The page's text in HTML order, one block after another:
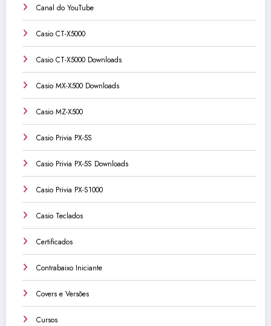
Canal do YouTube
Casio CT-X5000
Casio CT-X5000 Downloads
Casio MX-X500 Downloads
Casio MZ-X500
Casio Privia PX-5S
Casio Privia PX-5S Downloads
Casio Privia PX-S1000
Casio Teclados
Certificados
Contrabaixo Iniciante
Covers e Versões
Cursos